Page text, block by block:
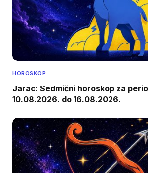
HOROSKOP
Jarac: Sedmični horoskop za
10.08.2026. do 16.08.2026.